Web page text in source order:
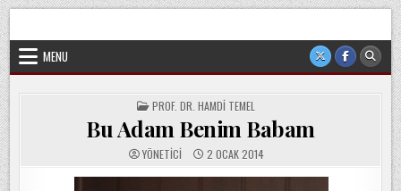
Skip
to
content
veya cemaatin güdümünde ya da tesirinde olmayan, tamamen
MENU
POSTED
IN
PROF. DR. HAMDI TEMEL
Bu Adam Benim Babam
YÖNETICI 2 OCAK 2014